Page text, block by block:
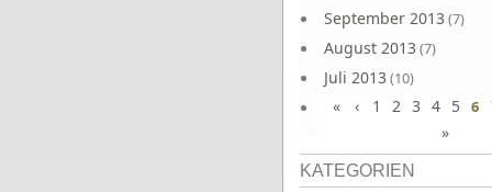
September 2013 (7)
August 2013 (7)
Juli 2013 (10)
Juni 2013(10)
« ‹ 1 2 3 4 5 6
»
KATEGORIEN